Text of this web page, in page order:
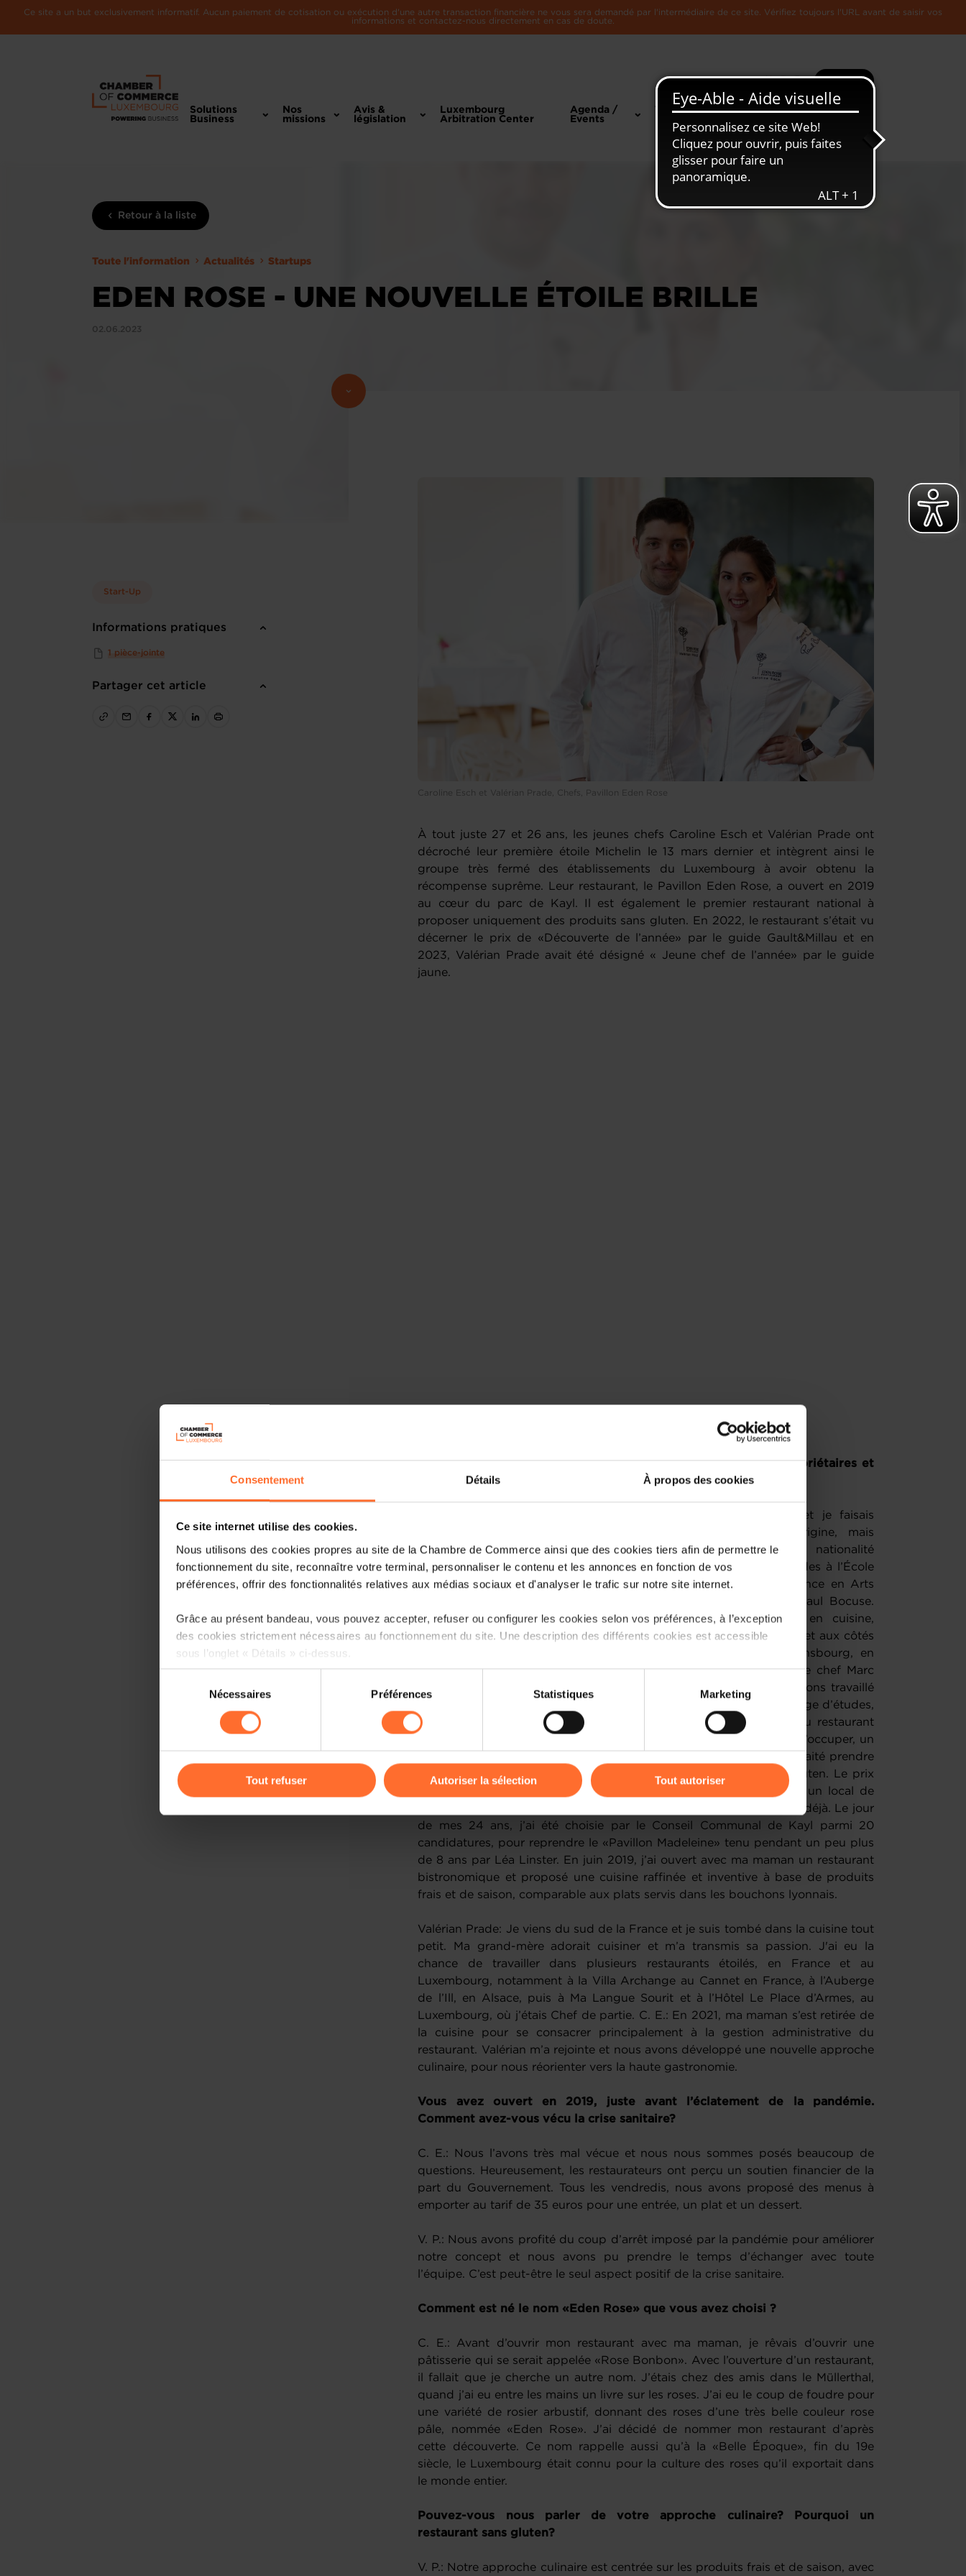
Consentement Détails À propos des cookies
Ce site internet utilise des cookies.
Nous utilisons des cookies propres au site de la Chambre de Commerce ainsi que des cookies tiers afin de permettre le
fonctionnement du site, reconnaître votre terminal, personnaliser le contenu et les annonces en fonction de vos
préférences, offrir des fonctionnalités relatives aux médias sociaux et d'analyser le trafic sur notre site internet.
Grâce au présent bandeau, vous pouvez accepter, refuser ou configurer les cookies selon vos préférences, à l’exception
des cookies strictement nécessaires au fonctionnement du site. Une description des différents cookies est accessible
sous l’onglet « Détails » ci-dessus.
Il est précisé que la navigation sur le site et certaines fonctionnalités (ex : lecture de vidéos, partage sur les réseaux
sociaux, sauvegarde des préférences de lecture vidéo, personnalisation de l’affichage du site) peuvent être affectées en
cas de refus de tous les cookies ou des cookies non nécessaires.
gauche de chaque page.
Charte d’usage des cookies et notrePolitique de protection des données
consentement
Nécessaires Préférences Statistiques Marketing
Tout refuser Autoriser la sélection Tout autoriser
Ce site a un but exclusivement informatif. Aucun paiement de cotisation ou exécution d'une autre transaction financière ne vous sera demandé par l'intermédiaire de ce site. Vérifiez toujours l'URL avant de saisir vos
informations et contactez-nous directement en cas de doute.
Recherche Plus
Solutions
Business
Nos
missions
Avis &
législation
Luxembourg
Arbitration Center
Agenda /
Events
Toute
L'Economie
Retour à la liste
Toute l'information Actualités Startups
EDEN ROSE - UNE NOUVELLE ÉTOILE BRILLE
02.06.2023
Start-Up
Informations pratiques
1 pièce-jointe
Partager cet article
Caroline Esch et Valérian Prade, Chefs, Pavillon Eden Rose
À tout juste 27 et 26 ans, les jeunes chefs Caroline Esch et Valérian Prade ont
décroché leur première étoile Michelin le 13 mars dernier et intègrent ainsi le
groupe très fermé des établissements du Luxembourg à avoir obtenu la
récompense suprême. Leur restaurant, le Pavillon Eden Rose, a ouvert en 2019
au cœur du parc de Kayl. Il est également le premier restaurant national à
proposer uniquement des produits sans gluten. En 2022, le restaurant s’était vu
décerner le prix de «Découverte de l’année» par le guide Gault&Millau et en
2023, Valérian Prade avait été désigné « Jeune chef de l’année» par le guide
jaune.
Racontez-nous vos parcours. Comment êtes-vous devenus propriétaires et
chefs du Pavillon Eden Rose?
Caroline Esch: J’ai toujours aimé aider ma maman à cuisiner et je faisais
beaucoup de pâtisserie dès l’âge de 5 ans. Française d’origine, mais
descendante d'ancêtres luxembourgeois, j’ai obtenu la nationalité
luxembourgeoise par recouvrement en 2012. J’ai effectué mes études à l’École
d'Hôtellerie et de Tourisme du Luxembourg, puis obtenu une licence en Arts
culinaires et management de la restauration auprès de l’institut Paul Bocuse.
Dans le cadre de ma formation, j’ai enchaîné divers stages en cuisine,
notamment auprès des restaurants étoilés le Toit pour toi, Mosconi, et aux côtés
du chef triplement étoilé, Jean-Georges Klein du restaurant L’Arnsbourg, en
Moselle. En 2015, j’ai rencontré Valérian à l’Auberge de l’Ill, chez le chef Marc
Haeberlin, alors 3 étoiles au guide Michelin, en Alsace, où nous avons travaillé
ensemble. Valérian venait d’y être embauché, et j’y ai effectué un stage d’études,
toujours en cuisine. En 2016, j’ai été commis de cuisine auprès du restaurant
étoilé, Le Park 45 à Cannes, sur le boulevard de la Croisette avant d’occuper, un
poste de Chef de rang à Ma Langue Sourit. En mars 2019, j’ai souhaité prendre
mon envol et ai cherché un lieu pour ouvrir une pâtisserie sans gluten. Le prix
élevé des loyers m’a découragée et je me suis donc tournée vers un local de
restauration. J’avais le projet de me lancer depuis un certain temps déjà. Le jour
de mes 24 ans, j’ai été choisie par le Conseil Communal de Kayl parmi 20
candidatures, pour reprendre le «Pavillon Madeleine» tenu pendant un peu plus
de 8 ans par Léa Linster. En juin 2019, j’ai ouvert avec ma maman un restaurant
bistronomique et proposé une cuisine raffinée et inventive à base de produits
frais et de saison, comparable aux plats servis dans les bouchons lyonnais.
Valérian Prade: Je viens du sud de la France et je suis tombé dans la cuisine tout
petit. Ma grand-mère adorait cuisiner et m’a transmis sa passion. J'ai eu la
chance de travailler dans plusieurs restaurants étoilés, en France et au
Luxembourg, notamment à la Villa Archange au Cannet en France, à l’Auberge
de l’Ill, en Alsace, puis à Ma Langue Sourit et à l’Hôtel Le Place d’Armes, au
Luxembourg, où j’étais Chef de partie. C. E.: En 2021, ma maman s’est retirée de
la cuisine pour se consacrer principalement à la gestion administrative du
restaurant. Valérian m’a rejointe et nous avons développé une nouvelle approche
culinaire, pour nous réorienter vers la haute gastronomie.
Vous avez ouvert en 2019, juste avant l’éclatement de la pandémie.
Comment avez-vous vécu la crise sanitaire?
C. E.: Nous l’avons très mal vécue et nous nous sommes posés beaucoup de
questions. Heureusement, les restaurateurs ont perçu un soutien financier de la
part du Gouvernement. Tous les vendredis, nous avons proposé des menus à
emporter au tarif de 35 euros pour une entrée, un plat et un dessert.
V. P.: Nous avons profité du coup d’arrêt imposé par la pandémie pour améliorer
notre concept et nous avons pu prendre le temps d’échanger avec toute
l’équipe. C’est peut-être le seul aspect positif de la crise sanitaire.
Comment est né le nom «Eden Rose» que vous avez choisi ?
C. E.: Avant d’ouvrir mon restaurant avec ma maman, je rêvais d’ouvrir une
pâtisserie qui se serait appelée «Rose Bonbon». Avec l’ouverture d’un restaurant,
il fallait que je cherche un autre nom. J’étais chez des amis dans le Müllerthal,
quand j’ai eu entre les mains un livre sur les roses. J’ai eu le coup de foudre pour
une variété de rosier arbustif, donnant des roses d’une très belle couleur rose
pâle, nommée «Eden Rose». J’ai décidé de nommer mon restaurant d’après
cette découverte. Ce nom rappelle aussi qu’à la «Belle Époque», fin du 19e
siècle, le Luxembourg était connu pour la culture des roses qu’il exportait dans
le monde entier.
Pouvez-vous nous parler de votre approche culinaire? Pourquoi un
restaurant sans gluten?
V. P.: Notre approche culinaire est centrée sur les produits frais et de saison, avec